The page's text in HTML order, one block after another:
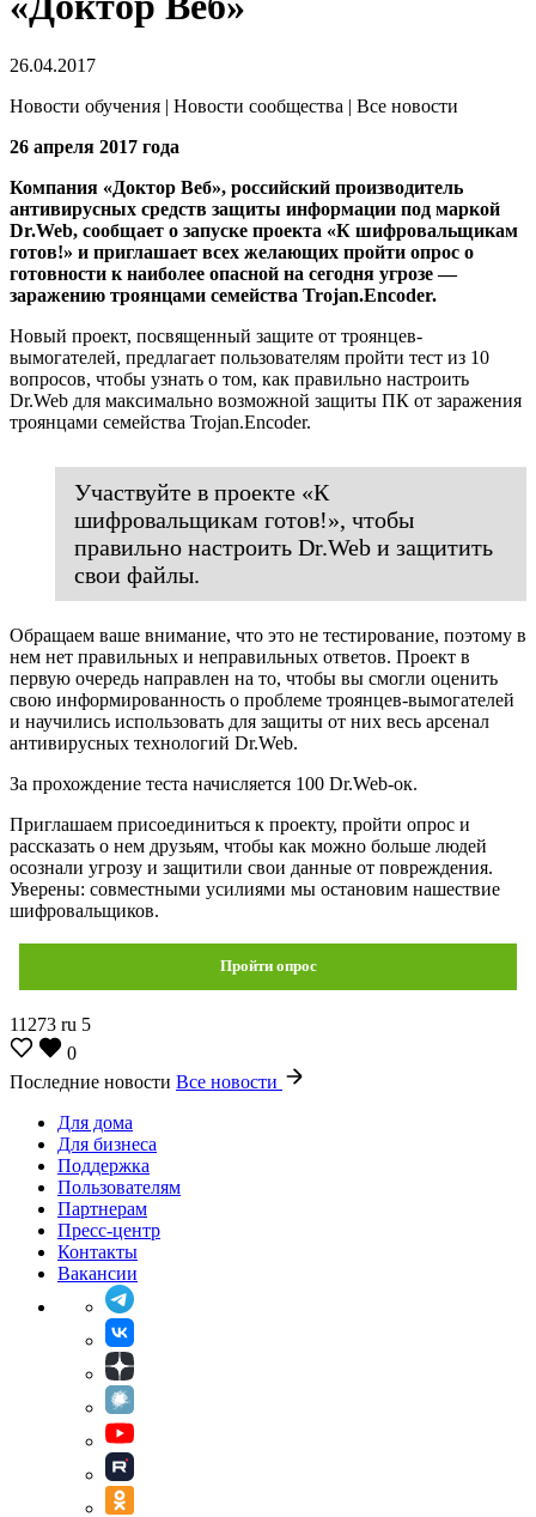
26.04.2017
Новости обучения | Новости сообщества | Все новости
26 апреля 2017 года
Компания «Доктор Веб», российский производитель
антивирусных средств защиты информации под маркой
Dr.Web, сообщает о запуске проекта «К шифровальщикам
готов!» и приглашает всех желающих пройти опрос о
готовности к наиболее опасной на сегодня угрозе —
заражению троянцами семейства Trojan.Encoder.
Новый проект, посвященный защите от троянцев-
вымогателей, предлагает пользователям пройти тест из 10
вопросов, чтобы узнать о том, как правильно настроить
Dr.Web для максимально возможной защиты ПК от заражения
троянцами семейства Trojan.Encoder.
Участвуйте в проекте «К
шифровальщикам готов!», чтобы
правильно настроить Dr.Web и защитить
свои файлы.
Обращаем ваше внимание, что это не тестирование, поэтому в
нем нет правильных и неправильных ответов. Проект в
первую очередь направлен на то, чтобы вы смогли оценить
свою информированность о проблеме троянцев-вымогателей
и научились использовать для защиты от них весь арсенал
антивирусных технологий Dr.Web.
За прохождение теста начисляется 100 Dr.Web-ок.
Приглашаем присоединиться к проекту, пройти опрос и
рассказать о нем друзьям, чтобы как можно больше людей
осознали угрозу и защитили свои данные от повреждения.
Уверены: совместными усилиями мы остановим нашествие
шифровальщиков.
Пройти опрос
11273 ru 5
0
Последние новости Все новости
Для дома
Для бизнеса
Поддержка
Пользователям
Партнерам
Пресс-центр
Контакты
Вакансии